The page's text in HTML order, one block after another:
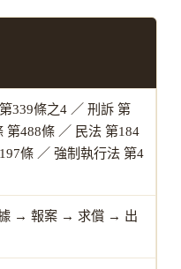
339條之4 ／ 刑訴 第
第488條 ／ 民法 第184
條 ／ 強制執行法 第4
據 → 報案 → 求償 → 出